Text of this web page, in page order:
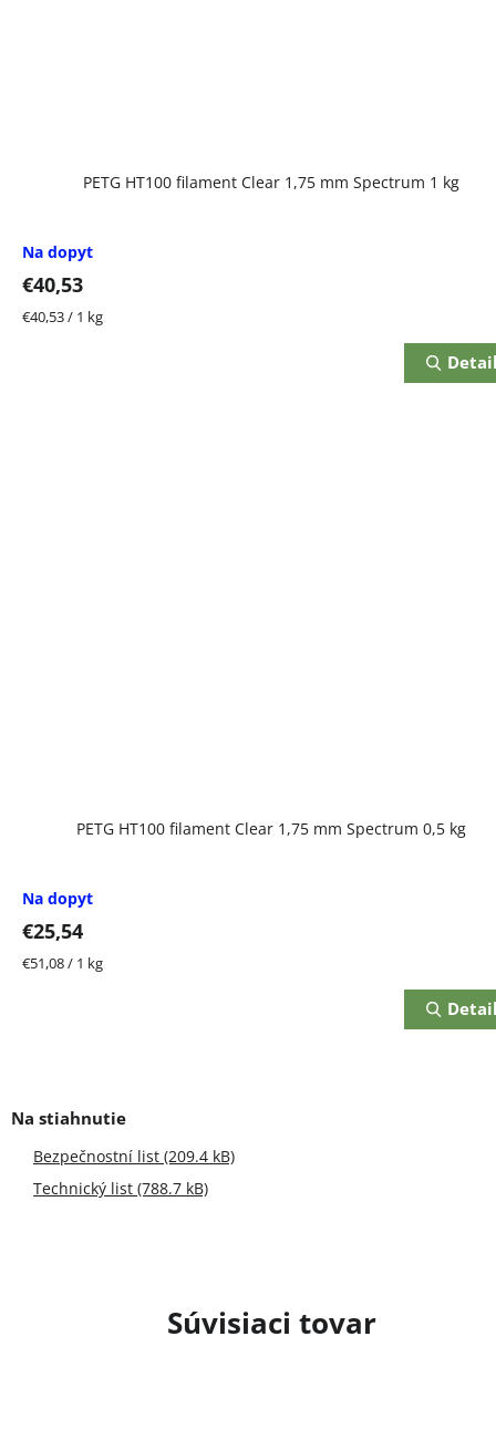
Súvisiaci tovar
PETG HT100 filament Clear 1,75 mm Spectrum 1 kg
Na dopyt
€40,53
Jednotková
€40,53 / 1 kg
PETG HT100 filament Clear 1,75 mm Spectrum 0,5 kg
Na dopyt
€25,54
Jednotková
€51,08 / 1 kg
Bezpečnostní list (209.4 kB)
Technický list (788.7 kB)